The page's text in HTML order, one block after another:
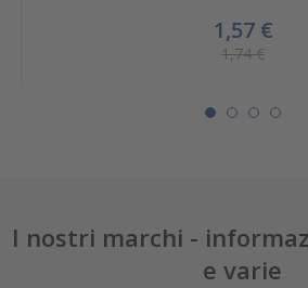
1,57 €
1,74 €
I nostri marchi -
e varie